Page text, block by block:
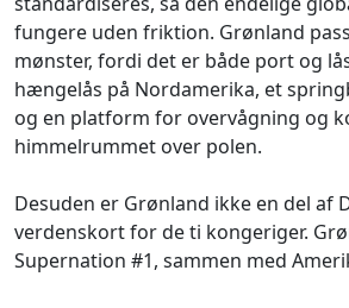
fungere uden friktion. Grønland
mønster, fordi det er både port og
hængelås på Nordamerika, et
og en platform for overvågning og
himmelrummet over polen.
Desuden er Grønland ikke en del af
verdenskort for de ti kongeriger.
Supernation #1, sammen med